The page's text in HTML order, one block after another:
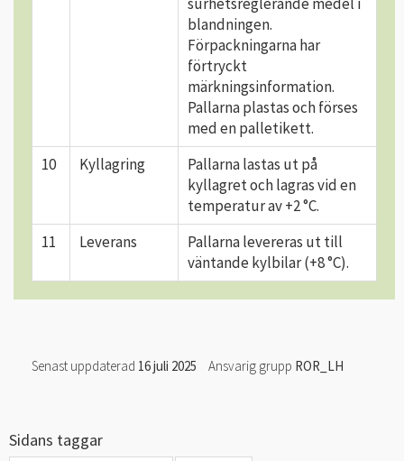
surhetsreglerande medel i
blandningen.
Förpackningarna har
förtryckt
märkningsinformation.
Pallarna plastas och förses
med en palletikett.
10
Kyllagring
Pallarna lastas ut på
kyllagret och lagras vid en
temperatur av +2 °C.
11
Leverans
Pallarna levereras ut till
väntande kylbilar (+8 °C).
Senast uppdaterad 16 juli 2025 Ansvarig grupp ROR_LH
Sidans taggar